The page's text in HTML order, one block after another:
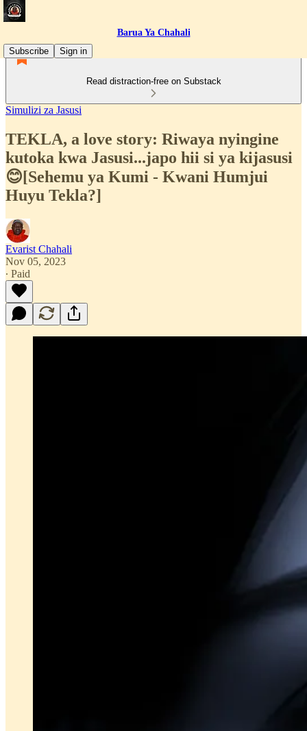
Barua Ya Chahali
Subscribe
Sign in
Read distraction-free on Substack
Simulizi za Jasusi
TEKLA, a love story: Riwaya nyingine
kutoka kwa Jasusi...japo hii si ya kijasusi
😊[Sehemu ya Kumi - Kwani Humjui
Huyu Tekla?]
Evarist Chahali
Nov 05, 2023
∙ Paid